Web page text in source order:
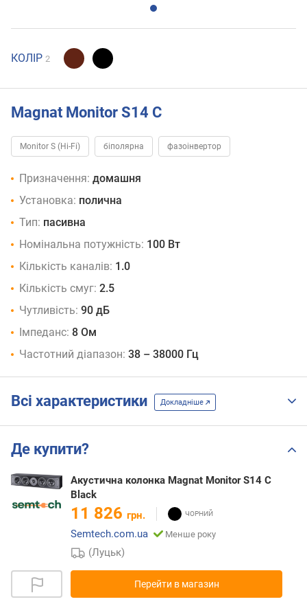
КОЛІР 2
Magnat Monitor S14 C
Monitor S (Hi-Fi) біполярна фазоінвертор
Призначення: домашня
Установка: полична
Тип: пасивна
Номінальна потужність: 100 Вт
Кількість каналів: 1.0
Кількість смуг: 2.5
Чутливість: 90 дБ
Імпеданс: 8 Ом
Частотний діапазон: 38 – 38000 Гц
Всі характеристики Докладніше
Де купити?
Акустична колонка Magnat Monitor S14 C
Black
11 826 грн.
Semtech.com.ua
Менше року
(Луцьк)
Перейти в магазин